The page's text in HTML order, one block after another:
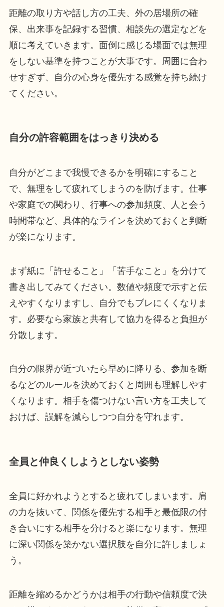
距離の取り方や話し方の工夫、外の居場所の確
保、出来事を記録する習慣、相談先の選定などを
順に考えていきます。面倒に感じる場面では無理
をしない基準を持つことが大事です。周囲に合わ
せすぎず、自分の心身を優先する感覚を持ち続け
てください。
自分の許容範囲をはっきり決める
自分がどこまで我慢できるかを明確にすること
で、無理をして疲れてしまうのを防げます。仕事
や家庭での関わり、行事への参加頻度、人と会う
時間帯など、具体的なラインを決めておくと判断
が楽になります。
まず紙に「許せること」「苦手なこと」を分けて
書き出してみてください。数値や頻度で示すと伝
えやすくなりますし、自分でもブレにくくなりま
す。必要なら家族と共有して協力を得ると負担が
分散します。
自分の限界が近づいたら早めに降りる、参加を断
るなどのルールを決めておくと周囲も理解しやす
くなります。相手を傷つけない言い方を工夫して
おけば、誤解を減らしつつ自分を守れます。
全員と仲良くしようとしない姿勢
全員に好かれようとすると疲れてしまいます。肩
の力を抜いて、関係を優先する相手と最低限の付
き合いにする相手を分けると楽になります。無理
に深い関係を築かない選択肢を自分に許しましょ
う。
距離を縮めるかどうかは相手の行動や信頼度で決